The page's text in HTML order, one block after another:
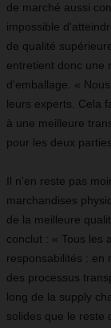
de marché aussi
impossible
de qualité
entretient donc une
d'emballage. «
leurs experts. Cela
à une meilleure
pour les deux
Il n'en reste pas
marchandises
de la meilleure
conclut : « Tous les
responsabilités : en
des processus
long de la supply
solides que le reste